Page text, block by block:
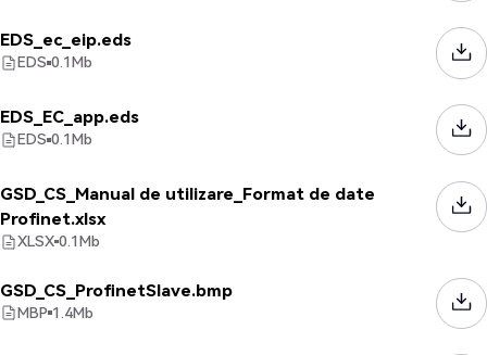
EDS_ec_eip.eds
EDS 0.1Mb
EDS_EC_app.eds
EDS 0.1Mb
GSD_CS_Manual de utilizare_Format de date
Profinet.xlsx
XLSX 0.1Mb
GSD_CS_ProfinetSlave.bmp
MBP 1.4Mb